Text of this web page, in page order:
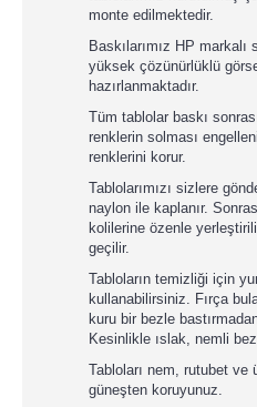
monte edilmektedir.
Baskılarımız HP
yüksek çözünürlüklü
hazırlanmaktadır.
Tüm tablolar baskı
renklerin solması
renklerini korur.
Tablolarımızı sizlere
naylon ile kaplanır.
kolilerine özenle
geçilir.
Tabloların temizliği için
kullanabilirsiniz. Fırça
kuru bir bezle
Kesinlikle ıslak, nemli
Tabloları nem, rutubet ve
güneşten koruyunuz.